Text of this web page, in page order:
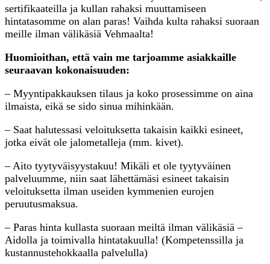
sertifikaateilla ja kullan rahaksi muuttamiseen
hintatasomme on alan paras! Vaihda kulta rahaksi suoraan
meille ilman välikäsiä Vehmaalta!
Huomioithan, että vain me tarjoamme asiakkaille
seuraavan kokonaisuuden:
– Myyntipakkauksen tilaus ja koko prosessimme on aina
ilmaista, eikä se sido sinua mihinkään.
– Saat halutessasi veloituksetta takaisin kaikki esineet,
jotka eivät ole jalometalleja (mm. kivet).
– Aito tyytyväisyystakuu! Mikäli et ole tyytyväinen
palveluumme, niin saat lähettämäsi esineet takaisin
veloituksetta ilman useiden kymmenien eurojen
peruutusmaksua.
– Paras hinta kullasta suoraan meiltä ilman välikäsiä –
Aidolla ja toimivalla hintatakuulla! (Kompetenssilla ja
kustannustehokkaalla palvelulla)